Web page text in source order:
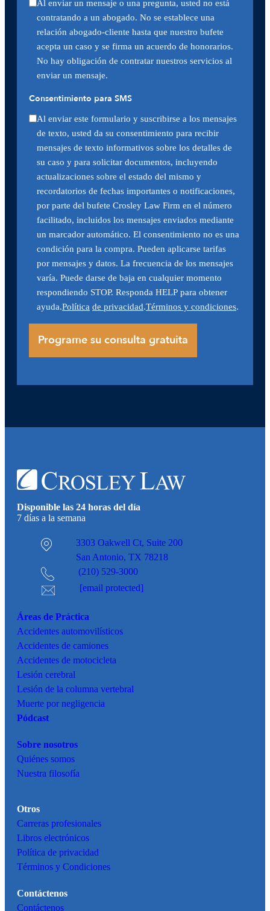
Al enviar un mensaje o una pregunta, usted no está
contratando a un abogado. No se establece una
relación abogado-cliente hasta que nuestro bufete
acepta un caso y se firma un acuerdo de honorarios.
No hay obligación de contratar nuestros servicios al
enviar un mensaje.
Consentimiento para SMS
Al enviar este formulario y suscribirse a los mensajes
de texto, usted da su consentimiento para recibir
mensajes de texto informativos sobre los detalles de
su caso y para solicitar documentos, incluyendo
actualizaciones sobre el estado del mismo y
recordatorios de fechas importantes o notificaciones,
por parte del bufete Crosley Law Firm en el número
facilitado, incluidos los mensajes enviados mediante
un marcador automático. El consentimiento no es una
condición para la compra. Pueden aplicarse tarifas
por mensajes y datos. La frecuencia de los mensajes
varía. Puede darse de baja en cualquier momento
respondiendo STOP. Responda HELP para obtener
ayuda.Política de privacidad.Términos y condiciones.
Disponible las 24 horas del día
7 días a la semana
3303 Oakwell Ct, Suite 200
San Antonio, TX 78218
(210) 529-3000
[email protected]
Áreas de Práctica
Accidentes automovilísticos
Accidentes de camiones
Accidentes de motocicleta
Lesión cerebral
Lesión de la columna vertebral
Muerte por negligencia
Pódcast
Sobre nosotros
Quiénes somos
Nuestra filosofía
Otros
Carreras profesionales
Libros electrónicos
Política de privacidad
Términos y Condiciones
Contáctenos
Contáctenos